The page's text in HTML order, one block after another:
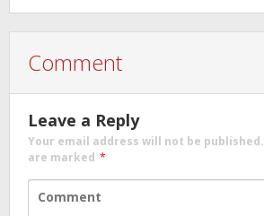
Comment
Leave a Reply
Your email address will not be published.
are marked *